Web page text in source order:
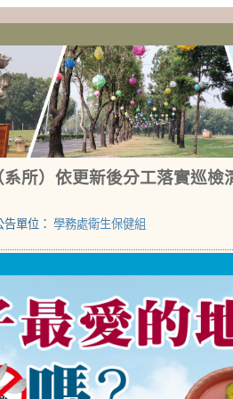
所）依更新後分工落實巡檢
告單位： 學務處衛生保健組